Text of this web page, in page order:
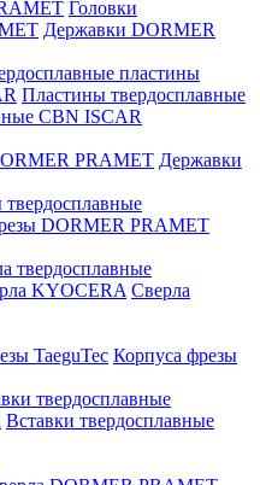
Головки
Державки DORMER
пластины
Пластины твердосплавные
CBN ISCAR
PRAMET Державки
DORMER PRAMET
твердосплавные
KYOCERA Сверла
TaeguTec Корпуса фрезы
твердосплавные
Вставки твердосплавные